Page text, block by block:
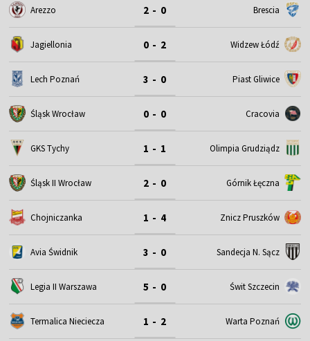
Arezzo 2 - 0 Brescia
Jagiellonia 0 - 2 Widzew Łódź
Lech Poznań 3 - 0 Piast Gliwice
Śląsk Wrocław 0 - 0 Cracovia
GKS Tychy 1 - 1 Olimpia Grudziądz
Śląsk II Wrocław 2 - 0 Górnik Łęczna
Chojniczanka 1 - 4 Znicz Pruszków
Avia Świdnik 3 - 0 Sandecja N. Sącz
Legia II Warszawa 5 - 0 Świt Szczecin
Termalica Nieciecza 1 - 2 Warta Poznań